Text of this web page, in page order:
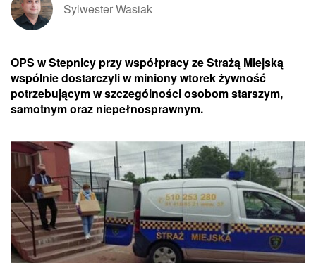
Sylwester Wasiak
OPS w Stepnicy przy współpracy ze Strażą Miejską
wspólnie dostarczyli w miniony wtorek żywność
potrzebującym w szczególności osobom starszym,
samotnym oraz niepełnosprawnym.